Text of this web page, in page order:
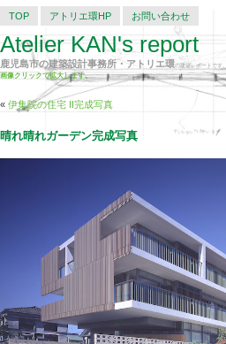
TOP アトリエ環HP お問い合わせ
Atelier KAN's report
鹿児島市の建築設計事務所・アトリエ環の建築レポートです。
画像クリックで拡大します。
« 伊集院の住宅 II完成写真
晴れ晴れガーデン完成写真